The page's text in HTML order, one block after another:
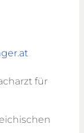
für